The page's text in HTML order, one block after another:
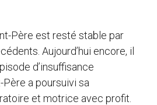
Père est resté stable par
Aujourd’hui encore, il
d’insuffisance
a poursuivi sa
et motrice avec profit.